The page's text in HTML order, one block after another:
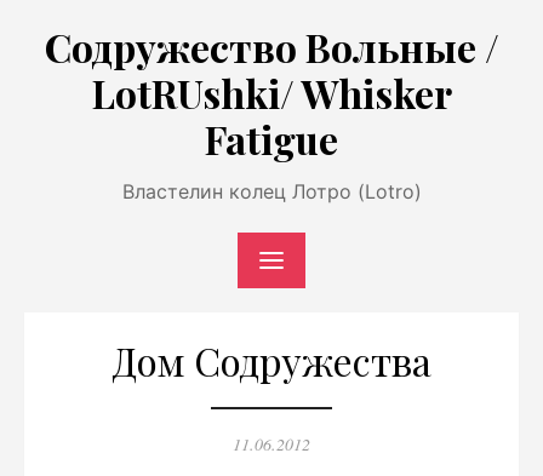
содержимому
Содружество Вольные /
LotRUshki/ Whisker
Fatigue
Властелин колец Лотро (Lotro)
Дом Содружества
Опубликовано
11.06.2012